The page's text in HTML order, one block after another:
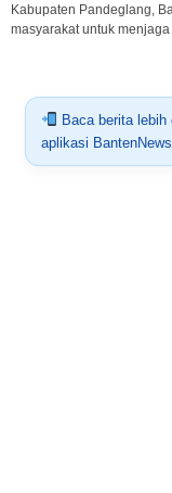
Kabupaten Pandeglang,
masyarakat untuk
Baca berita lebih
aplikasi